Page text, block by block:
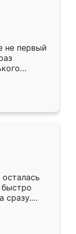
не первый
раз
очень
из
сразу.
к
Собрали
даже